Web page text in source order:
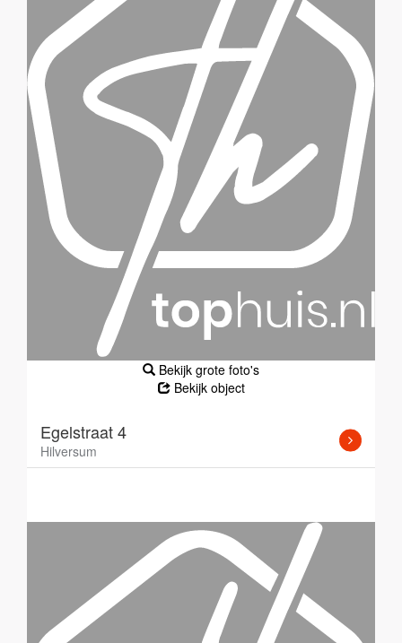
Bekijk grote foto's
Bekijk object
Egelstraat 4
Hilversum